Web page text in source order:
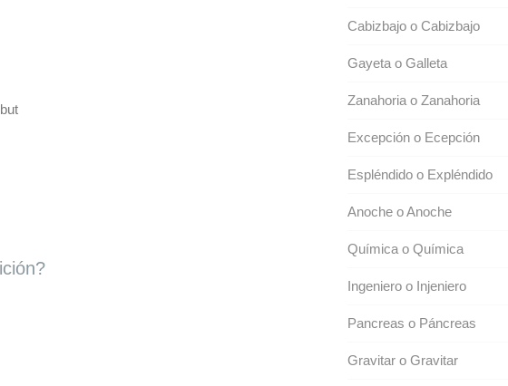
Cabizbajo o Cabizbajo
Gayeta o Galleta
Zanahoria o Zanahoria
Excepción o Ecepción
Espléndido o Expléndido
Anoche o Anoche
Química o Química
Ingeniero o Injeniero
Pancreas o Páncreas
Gravitar o Gravitar